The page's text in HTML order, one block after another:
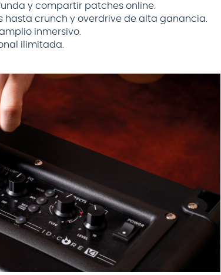
y compartir patches online.
hasta crunch y overdrive de alta ganancia.
inmersivo.
ilimitada.